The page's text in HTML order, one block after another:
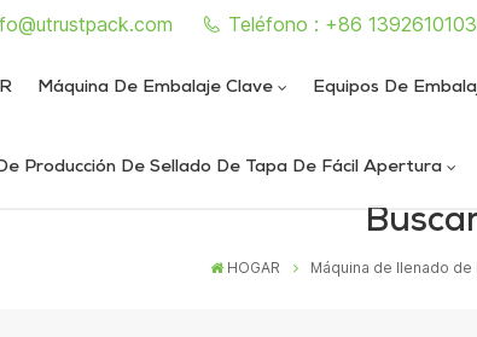
Teléfono : +86
Máquina De Embalaje Clave Equipos De
Producción De Sellado De Tapa De Fácil Apertura
HOGAR Máquina de llenado